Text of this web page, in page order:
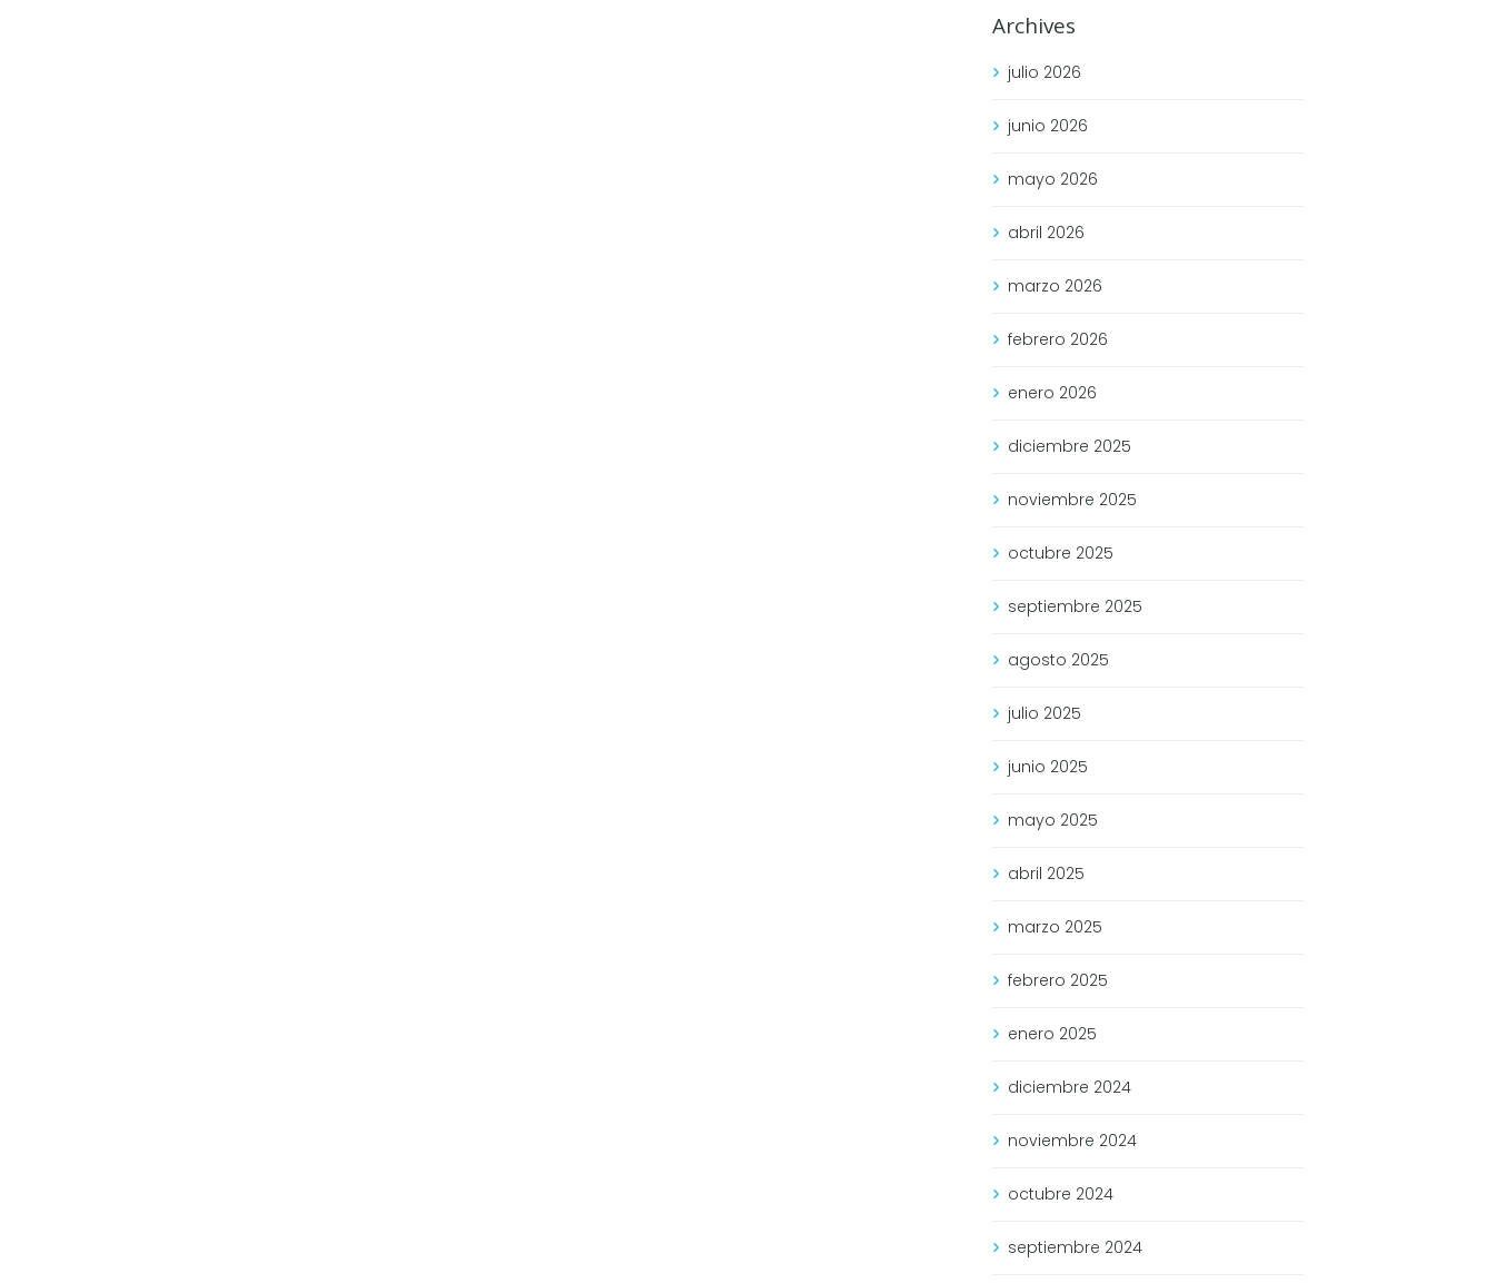
Archives
julio 2026
junio 2026
mayo 2026
abril 2026
marzo 2026
febrero 2026
enero 2026
diciembre 2025
noviembre 2025
octubre 2025
septiembre 2025
agosto 2025
julio 2025
junio 2025
mayo 2025
abril 2025
marzo 2025
febrero 2025
enero 2025
diciembre 2024
noviembre 2024
octubre 2024
septiembre 2024